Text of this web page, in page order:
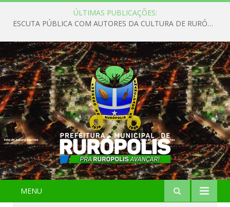
ÚLTIMAS PUBLICAÇÕES:
ESCUTA PÚBLICA COM AUTORES DA CULTURA DE RURÓPOLIS
MENU